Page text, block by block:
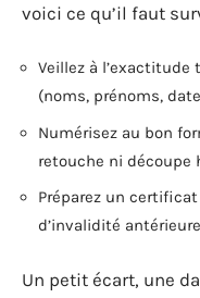
voici ce qu’il faut
Veillez à
(noms, prénoms,
Numérisez au bon
retouche ni découpe
Préparez un
d’invalidité antérieure
Un petit écart, une